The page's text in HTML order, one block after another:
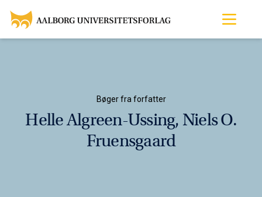
Bøger fra forfatter
Helle Algreen-Ussing, Niels O.
Fruensgaard